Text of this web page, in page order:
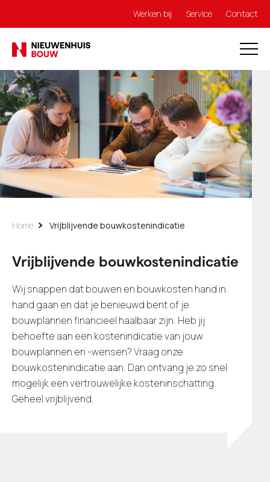
Werken bij Service Contact
Home Vrijblijvende bouwkostenindicatie
Vrijblijvende bouwkostenindicatie
Wij snappen dat bouwen en bouwkosten hand in
hand gaan en dat je benieuwd bent of je
bouwplannen financieel haalbaar zijn. Heb jij
behoefte aan een kostenindicatie van jouw
bouwplannen en -wensen? Vraag onze
bouwkostenindicatie aan. Dan ontvang je zo snel
mogelijk een vertrouwelijke kosteninschatting.
Geheel vrijblijvend.